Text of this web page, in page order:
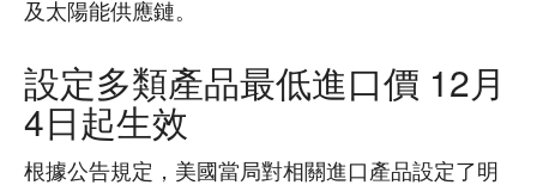
及太陽能供應鏈。
設定多類產品最低進口價 12月
4日起生效
根據公告規定，美國當局對相關進口產品設定了明